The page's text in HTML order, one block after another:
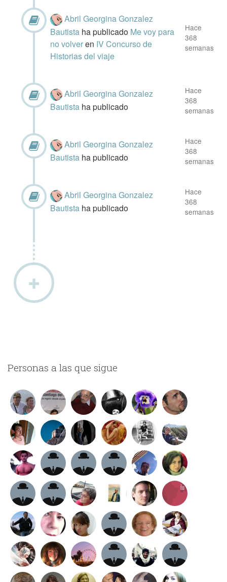
Abril Georgina Gonzalez
Bautista ha publicado Me voy para
no volveren IV Concurso de
Historias del viaje
Hace
368
semanas
Abril Georgina Gonzalez
Bautista ha publicado
Hace
368
semanas
Abril Georgina Gonzalez
Bautista ha publicado
Hace
368
semanas
Abril Georgina Gonzalez
Bautista ha publicado
Hace
368
semanas
Personas a las que sigue